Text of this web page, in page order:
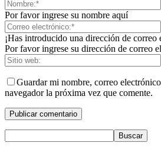
Por favor ingrese su nombre aquí
¡Has introducido una dirección de correo
Por favor ingrese su dirección de correo
Guardar mi nombre, correo
navegador la próxima vez que comente.